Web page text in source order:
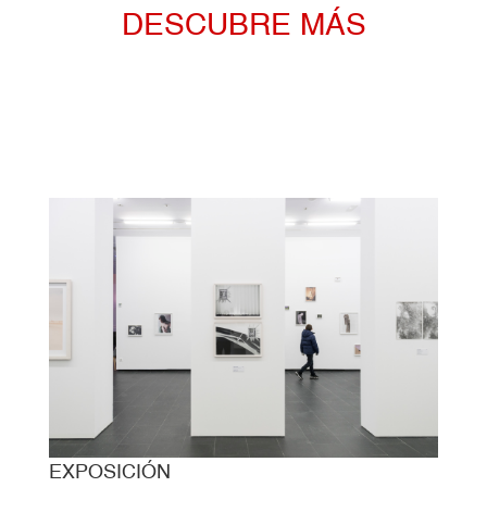
DESCUBRE MÁS
EXPOSICIÓN